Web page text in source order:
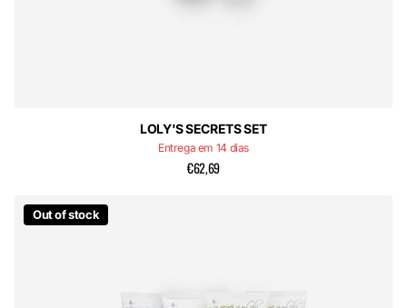
LOLY'S SECRETS SET
Entrega em 14 dias
€62,69
Out of stock